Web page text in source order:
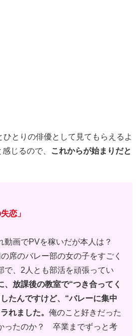
ひとりの俳優として見てもらえるよ
じるので、
これからが始まりだと
恋」
画でPVを稼いだが本人は？
席のバレー部の女の子をすごく
で、2人とも部活を頑張ってい
、放課後の教室で“つき合ってく
たんですけど、“バレーに集中
れました。 俺のこと好きだった
ったのか？ 卒業までずっと考